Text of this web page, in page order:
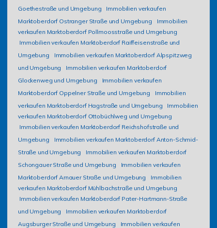
Goethestraße und Umgebung
Immobilien verkaufen
Marktoberdorf Ostranger Straße und Umgebung
Immobilien
verkaufen Marktoberdorf Pollmoosstraße und Umgebung
Immobilien verkaufen Marktoberdorf Raiffeisenstraße und
Umgebung
Immobilien verkaufen Marktoberdorf Alpspitzweg
und Umgebung
Immobilien verkaufen Marktoberdorf
Glockenweg und Umgebung
Immobilien verkaufen
Marktoberdorf Oppelner Straße und Umgebung
Immobilien
verkaufen Marktoberdorf Hagstraße und Umgebung
Immobilien
verkaufen Marktoberdorf Ottobüchlweg und Umgebung
Immobilien verkaufen Marktoberdorf Reichshofstraße und
Umgebung
Immobilien verkaufen Marktoberdorf Anton-Schmid-
Straße und Umgebung
Immobilien verkaufen Marktoberdorf
Schongauer Straße und Umgebung
Immobilien verkaufen
Marktoberdorf Arnauer Straße und Umgebung
Immobilien
verkaufen Marktoberdorf Mühlbachstraße und Umgebung
Immobilien verkaufen Marktoberdorf Pater-Hartmann-Straße
und Umgebung
Immobilien verkaufen Marktoberdorf
Augsburger Straße und Umgebung
Immobilien verkaufen